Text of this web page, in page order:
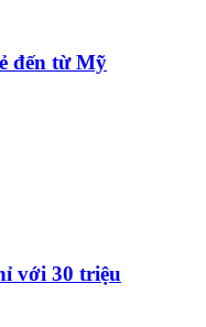
đến từ Mỹ
với 30 triệu